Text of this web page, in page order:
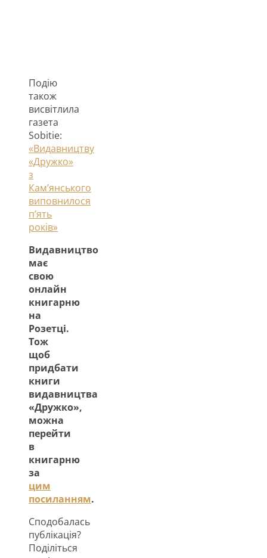
Подію
також
висвітлила
газета
Sobitie:
«Видавництву
«Дружко»
з
Кам’янського
виповнилося
п’ять
років»
Видавництво
має
свою
онлайн
книгарню
на
Розетці.
Тож
щоб
придбати
книги
видавництва
«Дружко»,
можна
перейти
в
книгарню
за
цим
посиланням.
Сподобалась
публікація?
Поділіться